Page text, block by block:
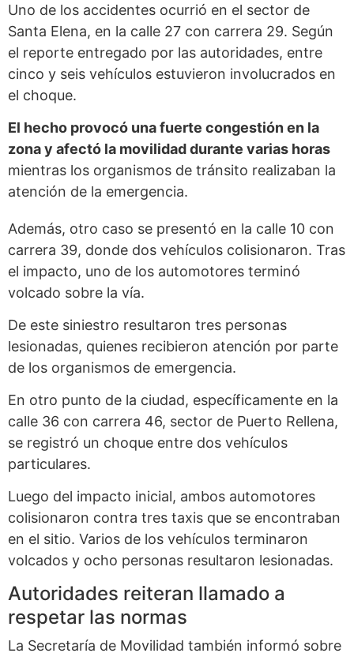
Uno de los accidentes ocurrió en el sector de
Santa Elena, en la calle 27 con carrera 29. Según
el reporte entregado por las autoridades, entre
cinco y seis vehículos estuvieron involucrados en
el choque.
El hecho provocó una fuerte congestión en la
zona y afectó la movilidad durante varias horas
mientras los organismos de tránsito realizaban la
atención de la emergencia.
Además, otro caso se presentó en la calle 10 con
carrera 39, donde dos vehículos colisionaron. Tras
el impacto, uno de los automotores terminó
volcado sobre la vía.
De este siniestro resultaron tres personas
lesionadas, quienes recibieron atención por parte
de los organismos de emergencia.
En otro punto de la ciudad, específicamente en la
calle 36 con carrera 46, sector de Puerto Rellena,
se registró un choque entre dos vehículos
particulares.
Luego del impacto inicial, ambos automotores
colisionaron contra tres taxis que se encontraban
en el sitio. Varios de los vehículos terminaron
volcados y ocho personas resultaron lesionadas.
Autoridades reiteran llamado a
respetar las normas
La Secretaría de Movilidad también informó sobre